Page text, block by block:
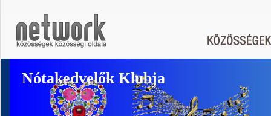
Nótakedvelők Klubja